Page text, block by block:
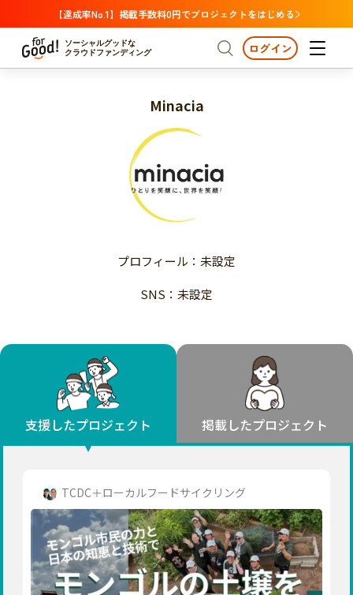
【達成率No.1】掲載手数料0円でプロジェクトをはじめる
ソーシャルグッドな
クラウドファンディング
プロジェクトからさがす
支援金額が多い
支援人数が多い
国際協力
子ども・教育
フード・農業
文化
環境・エシカル
人権・マイノリティ
社会貢献
地域からさがす 北海道・東北
北海道
宮城
秋田
山形
支援金額が多い
終了日が近い
カテゴリーからさがす
医療・福祉
人権・マイノリティ
北海道 青森 岩手 宮城
秋田
福島
茨城 栃木 群馬
千葉
東京
神奈川
新潟 富山 石川 福井
山梨
長野
岐阜 静岡 愛知
三重 滋賀 京都 大阪
兵庫
奈良
和歌山
ログイン
Minacia
プロフィール：未設定
SNS：未設定
支援したプロジェクト 掲載したプロジェクト
TCDC＋ローカルフードサイクリング